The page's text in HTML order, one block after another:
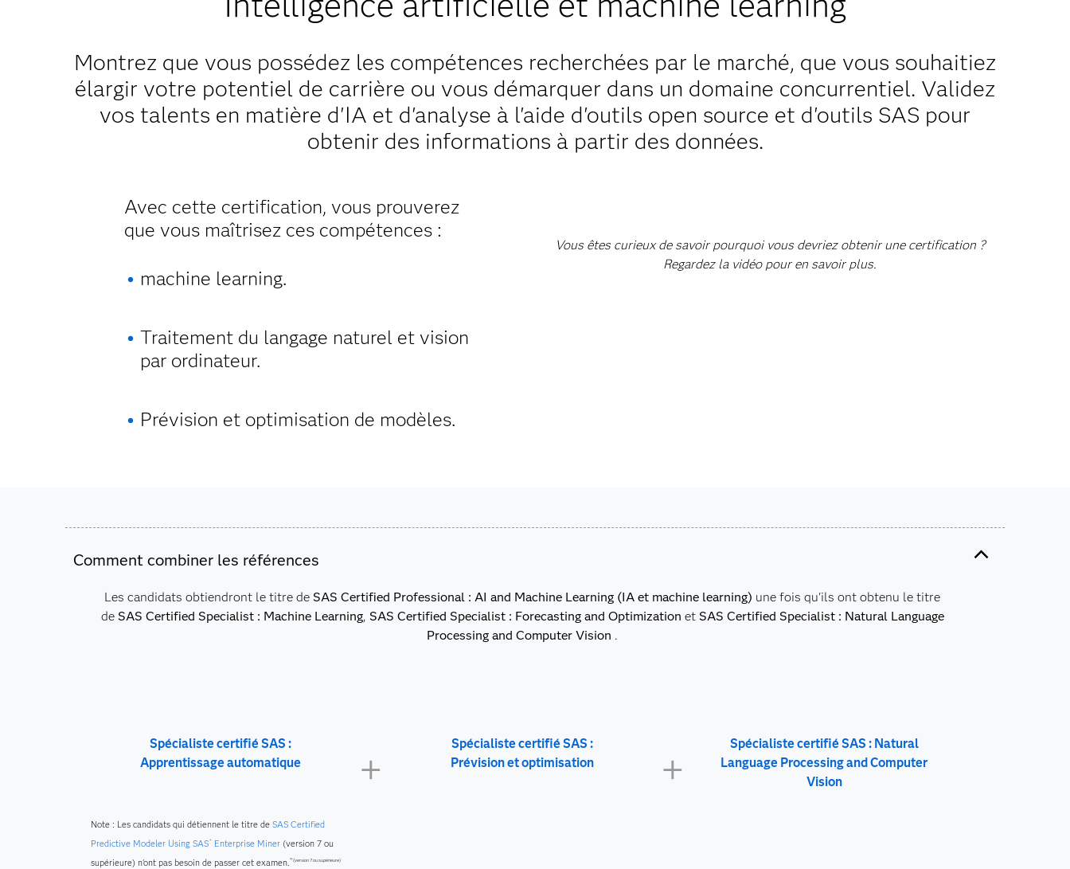
Montrez que vous possédez les compétences recherchées par le marché, que vous souhaitiez
élargir votre potentiel de carrière ou vous démarquer dans un domaine concurrentiel. Validez
vos talents en matière d'IA et d'analyse à l'aide d'outils open source et d'outils SAS pour
obtenir des informations à partir des données.
Avec cette certification, vous prouverez
que vous maîtrisez ces compétences :
machine learning.
Traitement du langage naturel et vision
par ordinateur.
Prévision et optimisation de modèles.
Vous êtes curieux de savoir pourquoi vous devriez obtenir une certification ?
Regardez la vidéo pour en savoir plus.
Comment combiner les références
Les candidats obtiendront le titre de SAS Certified Professional : AI and Machine Learning (IA et machine learning) une fois qu'ils ont obtenu le titre
de SAS Certified Specialist : Machine Learning, SAS Certified Specialist : Forecasting and Optimization et SAS Certified Specialist : Natural Language
Processing and Computer Vision .
Spécialiste certifié SAS :
Apprentissage automatique
Note : Les candidats qui détiennent le titre de SAS Certified
Predictive Modeler Using SAS®Enterprise Miner(version 7 ou
supérieure) n'ont pas besoin de passer cet examen.™ (version 7 ou supérieure)
Spécialiste certifié SAS :
Prévision et optimisation
Spécialiste certifié SAS : Natural
Language Processing and Computer
Vision